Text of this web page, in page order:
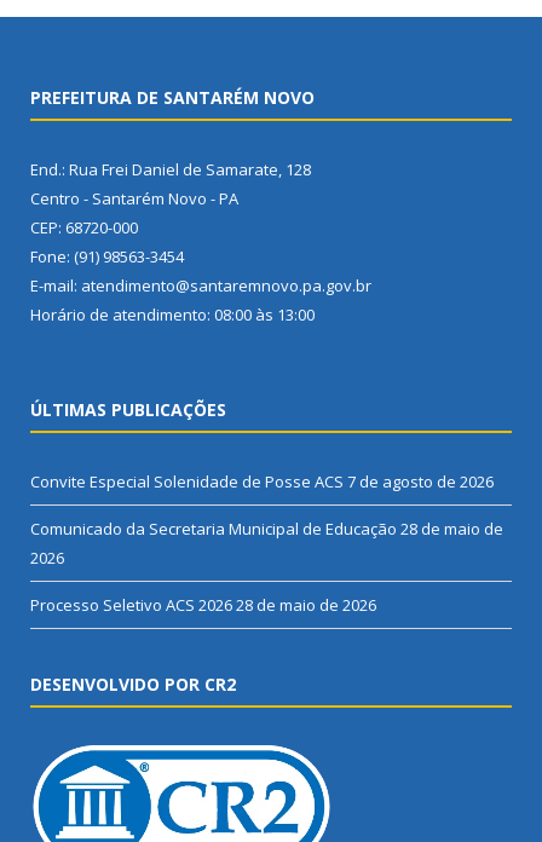
PREFEITURA DE SANTARÉM NOVO
End.: Rua Frei Daniel de Samarate, 128
Centro - Santarém Novo - PA
CEP: 68720-000
Fone: (91) 98563-3454
E-mail: atendimento@santaremnovo.pa.gov.br
Horário de atendimento: 08:00 às 13:00
ÚLTIMAS PUBLICAÇÕES
Convite Especial Solenidade de Posse ACS 7 de agosto de 2026
Comunicado da Secretaria Municipal de Educação 28 de maio de
2026
Processo Seletivo ACS 202628 de maio de 2026
DESENVOLVIDO POR CR2